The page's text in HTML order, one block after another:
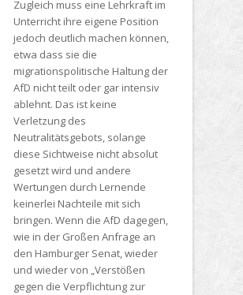
Zugleich muss eine Lehrkraft im
Unterricht ihre eigene Position
jedoch deutlich machen können,
etwa dass sie die
migrationspolitische Haltung der
AfD nicht teilt oder gar intensiv
ablehnt. Das ist keine
Verletzung des
Neutralitätsgebots, solange
diese Sichtweise nicht absolut
gesetzt wird und andere
Wertungen durch Lernende
keinerlei Nachteile mit sich
bringen. Wenn die AfD dagegen,
wie in der Großen Anfrage an
den Hamburger Senat, wieder
und wieder von „Verstößen
gegen die Verpflichtung zur